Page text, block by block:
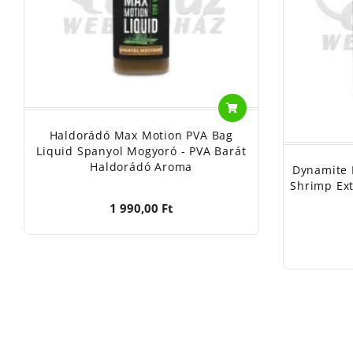
Haldorádó Max Motion PVA Bag
Liquid Spanyol Mogyoró - PVA Barát
Haldorádó Aroma
1 990,00 Ft
Dynamite
Shrimp